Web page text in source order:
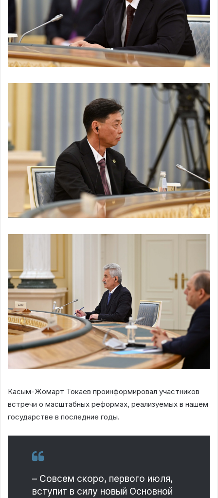
Касым-Жомарт Токаев проинформировал участников
встречи о масштабных реформах, реализуемых в нашем
государстве в последние годы.
– Совсем скоро, первого июля,
вступит в силу новый Основной